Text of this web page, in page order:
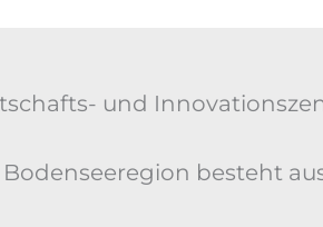
und
Bodenseeregion besteht